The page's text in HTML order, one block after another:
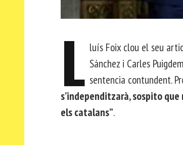
L luís Foix clou el seu
Sánchez i Carles
sentencia contundent.
s’independitzarà, sospito
els catalans”.